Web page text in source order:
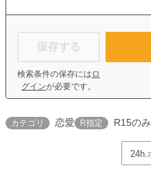
保存する
検索条件の保存には ロ
グインが必要です。
カテゴリ 恋愛 R指定 R15のみ